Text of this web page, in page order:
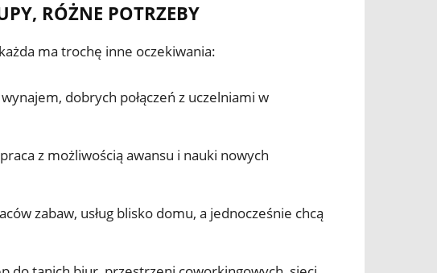
RÓŻNE POTRZEBY
ma trochę inne oczekiwania:
dobrych połączeń z uczelniami w
z możliwością awansu i nauki nowych
zabaw, usług blisko domu, a jednocześnie chcą